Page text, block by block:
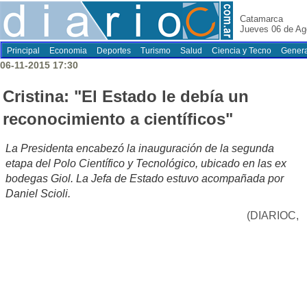
Catamarca
Jueves 06 de
Principal Economia Deportes Turismo Salud Ciencia y Tecno
06-11-2015 17:30
Cristina: "El Estado le debía un
reconocimiento a científicos"
La Presidenta encabezó la inauguración de la segunda
etapa del Polo Científico y Tecnológico, ubicado en las ex
bodegas Giol. La Jefa de Estado estuvo acompañada por
Daniel Scioli.
(DIARIOC,